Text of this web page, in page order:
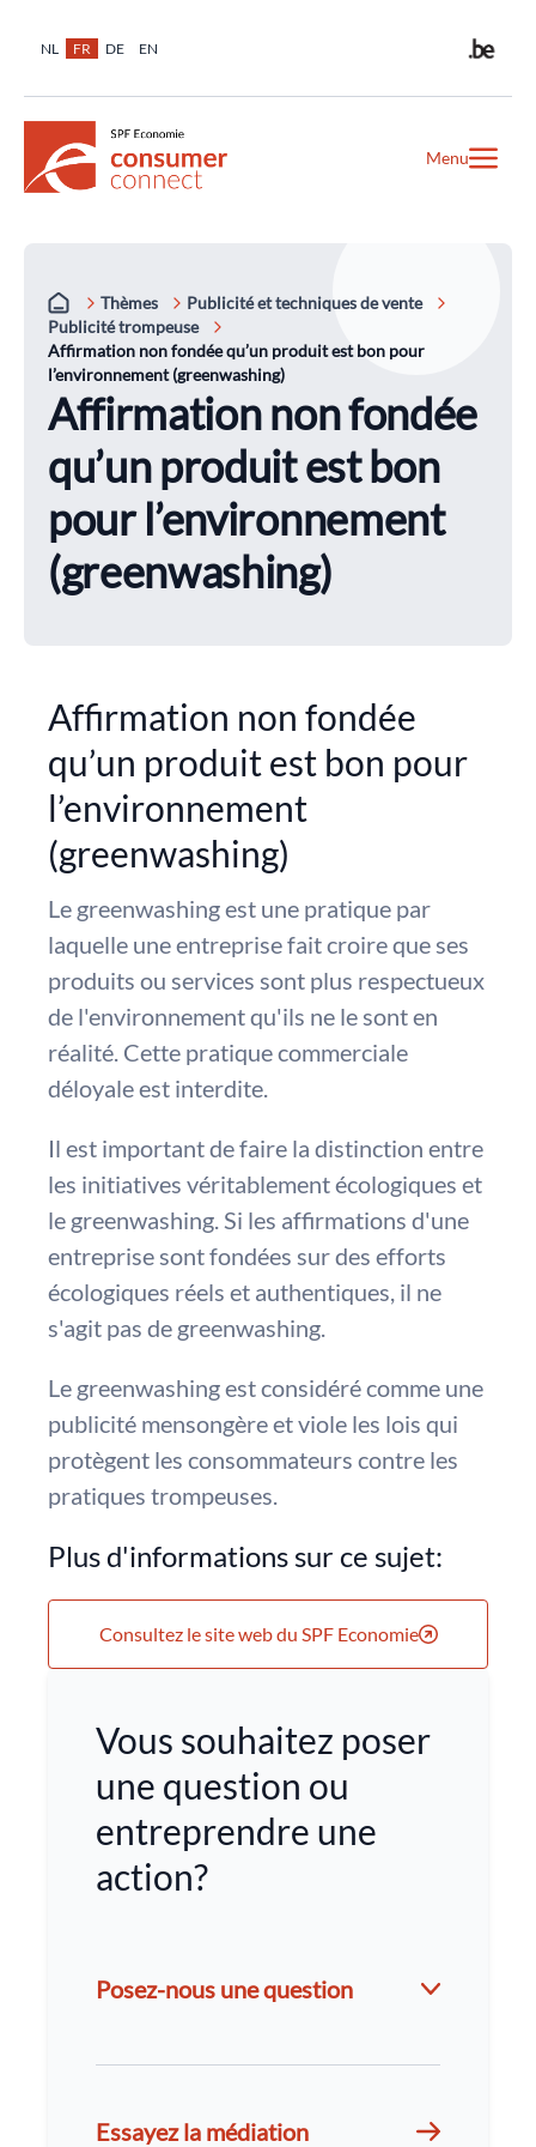
NL FR DE EN
Menu
Thèmes
Publicité et techniques de vente
Publicité trompeuse
Affirmation non fondée qu’un produit est bon pour
l’environnement (greenwashing)
Affirmation non fondée
qu’un produit est bon
pour l’environnement
(greenwashing)
Affirmation non fondée
qu’un produit est bon pour
l’environnement
(greenwashing)
Le greenwashing est une pratique par
laquelle une entreprise fait croire que ses
produits ou services sont plus respectueux
de l'environnement qu'ils ne le sont en
réalité. Cette pratique commerciale
déloyale est interdite.
Il est important de faire la distinction entre
les initiatives véritablement écologiques et
le greenwashing. Si les affirmations d'une
entreprise sont fondées sur des efforts
écologiques réels et authentiques, il ne
s'agit pas de greenwashing.
Le greenwashing est considéré comme une
publicité mensongère et viole les lois qui
protègent les consommateurs contre les
pratiques trompeuses.
Plus d'informations sur ce sujet:
Consultez le site web du SPF Economie
Vous souhaitez poser
une question ou
entreprendre une
action?
Posez-nous une question
Essayez la médiation